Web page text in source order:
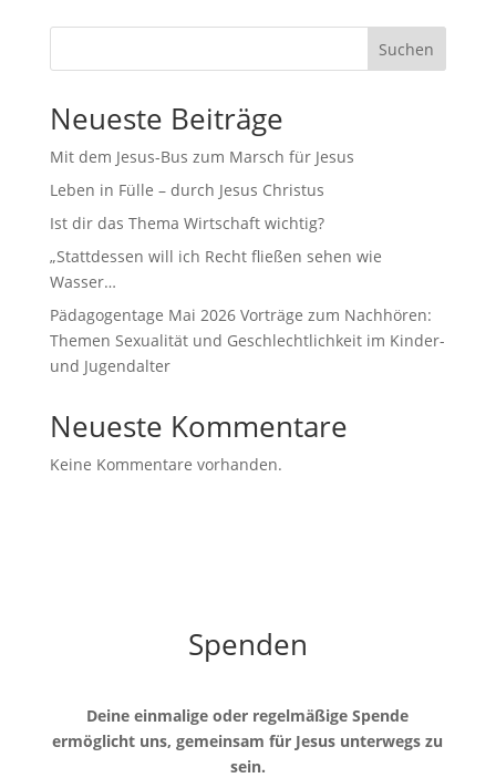
Suchen
Neueste Beiträge
Mit dem Jesus-Bus zum Marsch für Jesus
Leben in Fülle – durch Jesus Christus
Ist dir das Thema Wirtschaft wichtig?
„Stattdessen will ich Recht fließen sehen wie
Wasser…
Pädagogentage Mai 2026 Vorträge zum Nachhören:
Themen Sexualität und Geschlechtlichkeit im Kinder-
und Jugendalter
Neueste Kommentare
Keine Kommentare vorhanden.
Spenden
Deine einmalige oder regelmäßige Spende
ermöglicht uns, gemeinsam für Jesus unterwegs zu
sein.